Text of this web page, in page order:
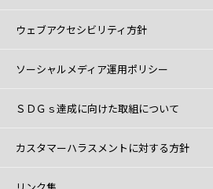
ウェブアクセシビリティ方針
ソーシャルメディア運用ポリシー
ＳＤＧｓ達成に向けた取組について
カスタマーハラスメントに対する方針